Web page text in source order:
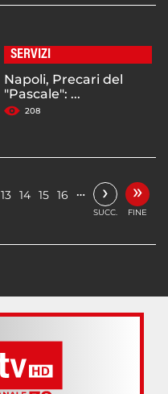
SERVIZI
Napoli, Precari del
"Pascale": ...
208
13 14 15 16 … ›
SUCC.
»
FINE